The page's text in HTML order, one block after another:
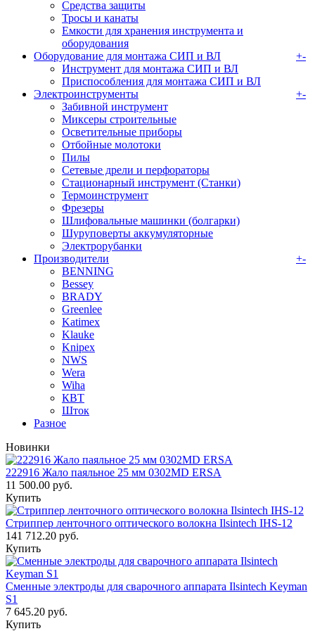
Средства защиты
Тросы и канаты
Емкости для хранения инструмента и
оборудования
Оборудование для монтажа СИП и ВЛ
+-
Инструмент для монтажа СИП и ВЛ
Приспособления для монтажа СИП и ВЛ
Электроинструменты
+-
Забивной инструмент
Миксеры строительные
Осветительные приборы
Отбойные молотоки
Пилы
Сетевые дрели и перфораторы
Стационарный инструмент (Станки)
Термоинструмент
Фрезеры
Шлифовальные машинки (болгарки)
Шуруповерты аккумуляторные
Электрорубанки
Производители
+-
BENNING
Bessey
BRADY
Greenlee
Katimex
Klauke
Knipex
NWS
Wera
Wiha
КВТ
Шток
Разное
Новинки
222916 Жало паяльное 25 мм 0302MD ERSA
11 500.00 руб.
Купить
Стриппер ленточного оптического волокна Ilsintech IHS-12
141 712.20 руб.
Купить
Сменные электроды для сварочного аппарата Ilsintech Keyman
S1
7 645.20 руб.
Купить